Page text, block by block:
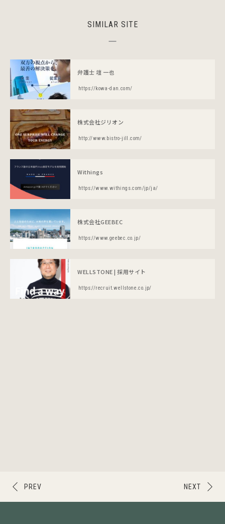
SIMILAR SITE
弁護士 壇 一也
https://kowa-dan.com/
株式会社ジリオン
http://www.bistro-jill.com/
Withings
https://www.withings.com/jp/ja/
株式会社GEEBEC
https://www.geebec.co.jp/
WELLSTONE | 採用サイト
https://recruit.wellstone.co.jp/
NEXT
PREV